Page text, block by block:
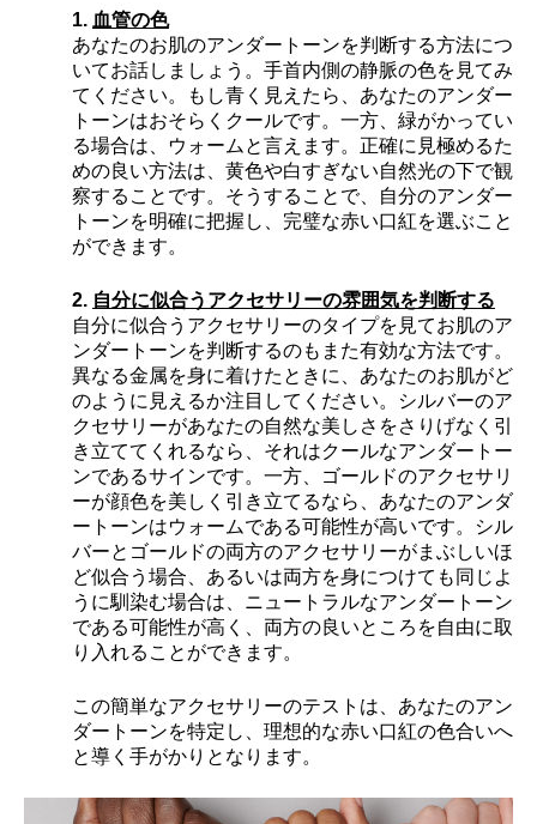
1. 血管の色
あなたのお肌のアンダートーンを判断する方法につ
いてお話しましょう。手首内側の静脈の色を見てみ
てください。もし青く見えたら、あなたのアンダー
トーンはおそらくクールです。一方、緑がかってい
る場合は、ウォームと言えます。正確に見極めるた
めの良い方法は、黄色や白すぎない自然光の下で観
察することです。そうすることで、自分のアンダー
トーンを明確に把握し、完璧な赤い口紅を選ぶこと
ができます。
2. 自分に似合うアクセサリーの雰囲気を判断する
自分に似合うアクセサリーのタイプを見てお肌のア
ンダートーンを判断するのもまた有効な方法です。
異なる金属を身に着けたときに、あなたのお肌がど
のように見えるか注目してください。シルバーのア
クセサリーがあなたの自然な美しさをさりげなく引
き立ててくれるなら、それはクールなアンダートー
ンであるサインです。一方、ゴールドのアクセサリ
ーが顔色を美しく引き立てるなら、あなたのアンダ
ートーンはウォームである可能性が高いです。シル
バーとゴールドの両方のアクセサリーがまぶしいほ
ど似合う場合、あるいは両方を身につけても同じよ
うに馴染む場合は、ニュートラルなアンダートーン
である可能性が高く、両方の良いところを自由に取
り入れることができます。
この簡単なアクセサリーのテストは、あなたのアン
ダートーンを特定し、理想的な赤い口紅の色合いへ
と導く手がかりとなります。